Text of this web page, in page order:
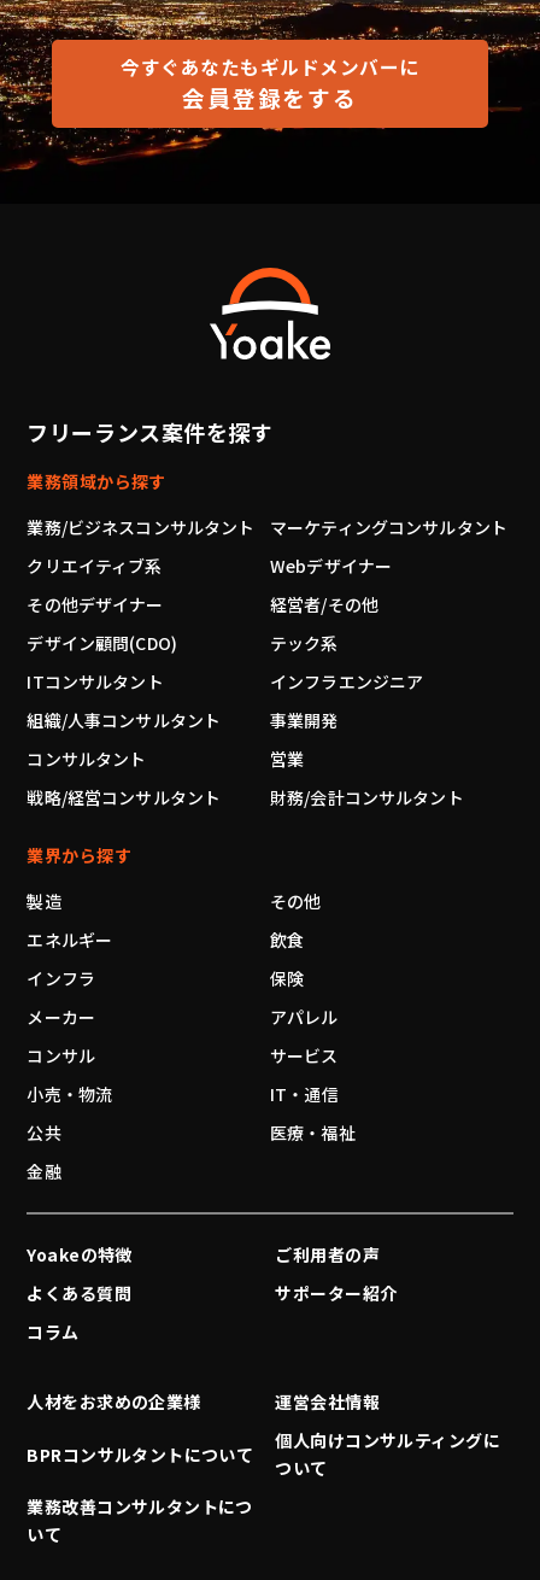
今すぐあなたもギルドメンバーに
会員登録をする
フリーランス案件を探す
業務領域から探す
業務/ビジネスコンサルタント
マーケティングコンサルタント
クリエイティブ系
Webデザイナー
その他デザイナー
経営者/その他
デザイン顧問(CDO)
テック系
ITコンサルタント
インフラエンジニア
組織/人事コンサルタント
事業開発
コンサルタント
営業
戦略/経営コンサルタント
財務/会計コンサルタント
業界から探す
製造
その他
エネルギー
飲食
インフラ
保険
メーカー
アパレル
コンサル
サービス
小売・物流
IT・通信
公共
医療・福祉
金融
Yoakeの特徴
ご利用者の声
よくある質問
サポーター紹介
コラム
人材をお求めの企業様 運営会社情報
BPRコンサルタントについて
個人向けコンサルティングに
ついて
業務改善コンサルタントにつ
いて